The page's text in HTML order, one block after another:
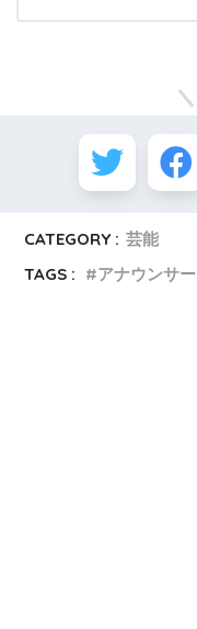
CATEGORY : 芸能
TAGS :
アナウンサー